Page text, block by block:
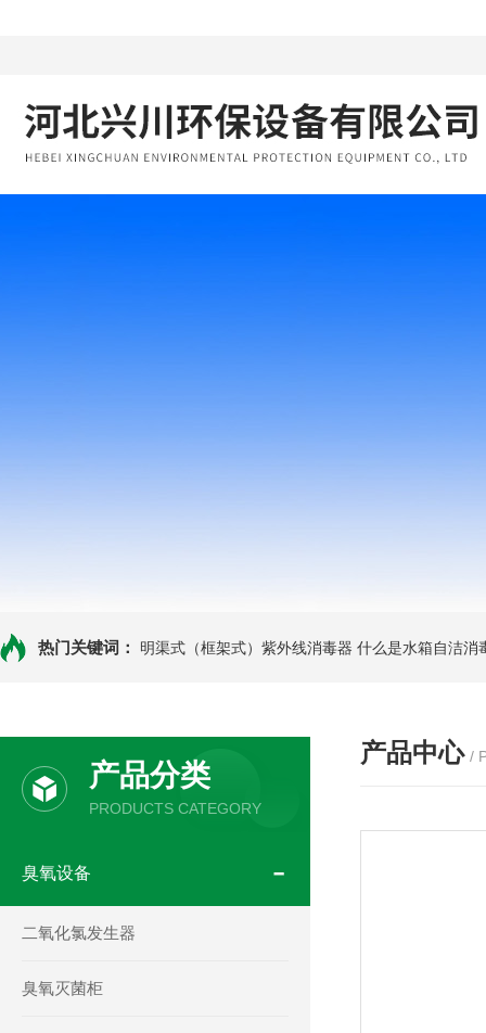
热门关键词： 明渠式（框架式）紫外线消毒器 什么是水箱自洁消
产品分类
PRODUCTS CATEGORY
臭氧设备
二氧化氯发生器
臭氧灭菌柜
产品中心 /